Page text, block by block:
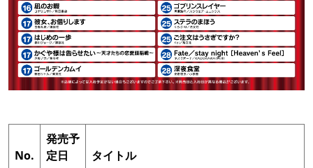
No.
発売予
定日
タイトル